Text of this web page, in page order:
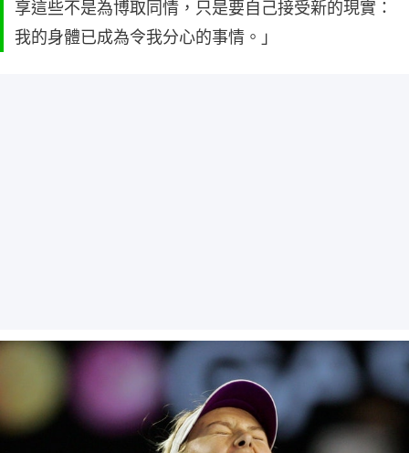
享這些不是為博取同情，只是要自己接受新的現實：
我的身體已成為令我分心的事情。」